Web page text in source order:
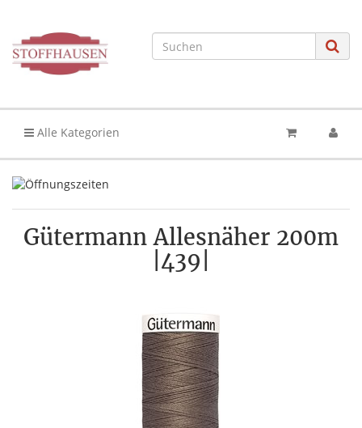
Alle Kategorien
Gütermann Allesnäher 200m
|439|